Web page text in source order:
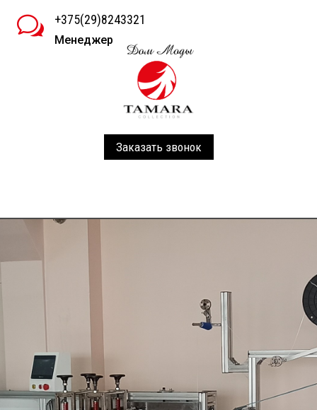
w +375(29)8243321
Менеджер
Заказать звонок